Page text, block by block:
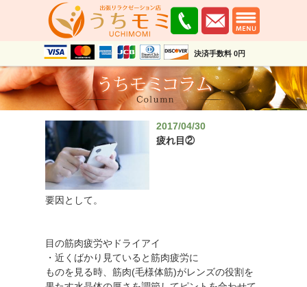
決済手数料 0円
2017/04/30
疲れ目②
要因として。
目の筋肉疲労やドライアイ
・近くばかり見ていると筋肉疲労に
ものを見る時、筋肉(毛様体筋)がレンズの役割を